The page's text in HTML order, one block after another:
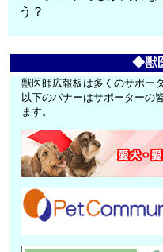
う？
◆獣
獣医師広報板は多くのサポー
以下のバナーはサポーターの
ます。